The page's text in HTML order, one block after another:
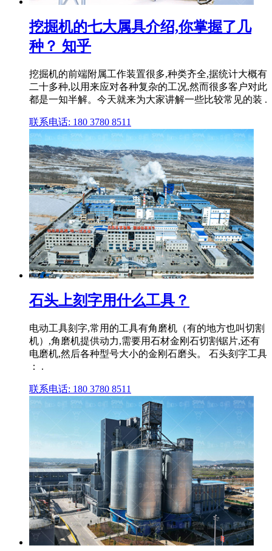
挖掘机的七大属具介绍,你掌握了几
种？ 知乎
挖掘机的前端附属工作装置很多,种类齐全,据统计大概有
二十多种,以用来应对各种复杂的工况,然而很多客户对此
都是一知半解。今天就来为大家讲解一些比较常见的装 .
联系电话: 180 3780 8511
石头上刻字用什么工具？
电动工具刻字,常用的工具有角磨机（有的地方也叫切割
机）,角磨机提供动力,需要用石材金刚石切割锯片,还有
电磨机,然后各种型号大小的金刚石磨头。 石头刻字工具
： .
联系电话: 180 3780 8511